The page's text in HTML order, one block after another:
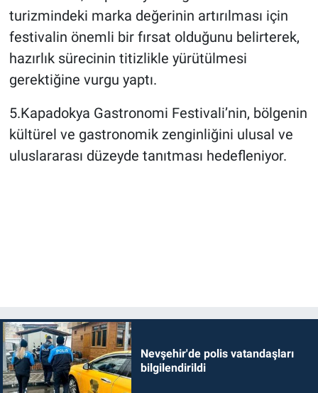
turizmindeki marka değerinin artırılması için
festivalin önemli bir fırsat olduğunu belirterek,
hazırlık sürecinin titizlikle yürütülmesi
gerektiğine vurgu yaptı.
5.Kapadokya Gastronomi Festivali’nin, bölgenin
kültürel ve gastronomik zenginliğini ulusal ve
uluslararası düzeyde tanıtması hedefleniyor.
Nevşehir'de polis vatandaşları
bilgilendirildi